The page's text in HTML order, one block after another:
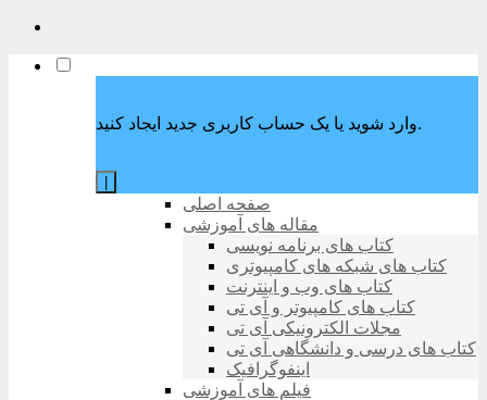
وارد شوید یا یک حساب کاربری جدید ایجاد کنید.
صفحه اصلی
مقاله های آموزشی
کتاب های برنامه نویسی
کتاب های شبکه های کامپیوتری
کتاب های وب و اینترنت
کتاب های کامپیوتر و آی تی
مجلات الکترونیکی آی تی
کتاب های درسی و دانشگاهی آی تی
اینفوگرافیک
فیلم های آموزشی